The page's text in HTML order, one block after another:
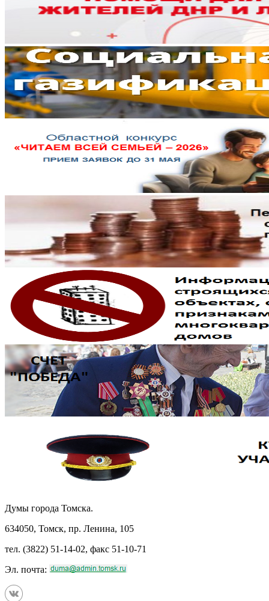
Думы города Томска.
634050, Томск, пр. Ленина, 105
тел. (3822) 51-14-02, факс 51-10-71
Эл. почта: